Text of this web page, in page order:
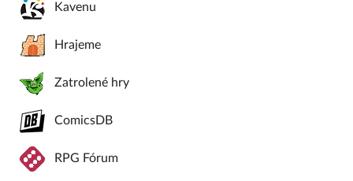
Kavenu
Hrajeme
Zatrolené hry
ComicsDB
RPG Fórum